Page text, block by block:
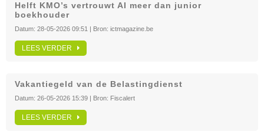
Helft KMO’s vertrouwt AI meer dan junior
boekhouder
Datum: 28-05-2026 09:51 | Bron: ictmagazine.be
LEES VERDER
Vakantiegeld van de Belastingdienst
Datum: 26-05-2026 15:39 | Bron: Fiscalert
LEES VERDER